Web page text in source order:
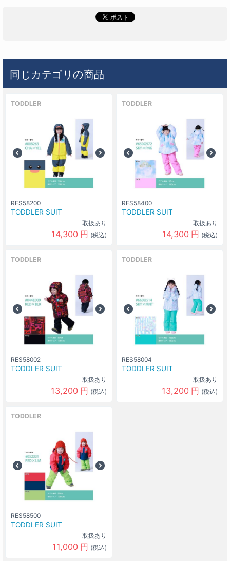
同じカテゴリの商品
TODDLER
RES58200
TODDLER SUIT
取扱あり
14,300 円 (税込)
TODDLER
RES58400
TODDLER SUIT
取扱あり
14,300 円 (税込)
TODDLER
RES58002
TODDLER SUIT
取扱あり
13,200 円 (税込)
TODDLER
RES58004
TODDLER SUIT
取扱あり
13,200 円 (税込)
TODDLER
RES58500
TODDLER SUIT
取扱あり
11,000 円 (税込)